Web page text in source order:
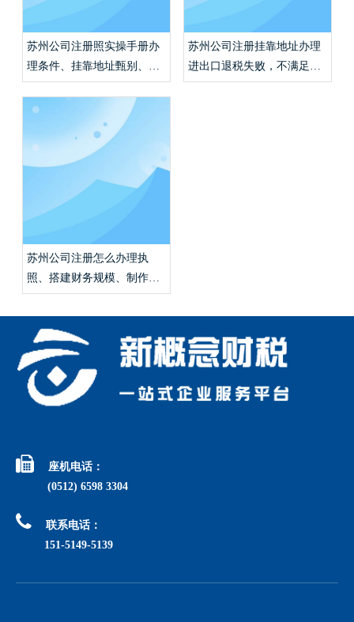
苏州公司注册照实操手册办
理条件、挂靠地址甄别、代
理记账报税收费行情？
苏州公司注册挂靠地址办理
进出口退税失败，不满足条
件如何合规报税？
苏州公司注册怎么办理执
照、搭建财务规模、制作全
套创业模型？

座机电话：
(0512) 6598 3304

联系电话：
151-5149-5139